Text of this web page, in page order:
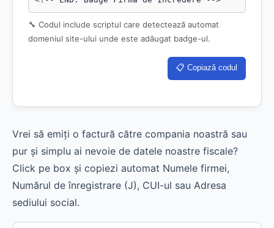
🔧 Codul include scriptul care detectează automat
domeniul site-ului unde este adăugat badge-ul.
📋 Copiază codul
Vrei să emiți o factură către compania noastră sau
pur și simplu ai nevoie de datele noastre fiscale?
Click pe box și copiezi automat Numele firmei,
Numărul de înregistrare (J), CUI-ul sau Adresa
sediului social.